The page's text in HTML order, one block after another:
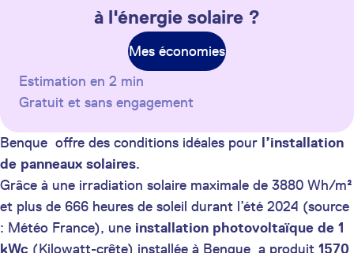
à l'énergie solaire ?
Mes économies
Estimation en 2 min
Gratuit et sans engagement
Benque offre des conditions idéales pour l’installation
de panneaux solaires.
Grâce à une irradiation solaire maximale de 3880 Wh/m²
et plus de 666 heures de soleil durant l’été 2024 (source
: Météo France), une installation photovoltaïque de 1
kWc (Kilowatt-crête) installée à Benque a produit 1570